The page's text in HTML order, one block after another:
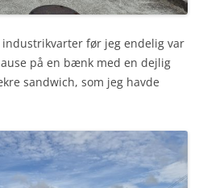
før jeg endelig var
på en bænk med en dejlig
sandwich, som jeg havde